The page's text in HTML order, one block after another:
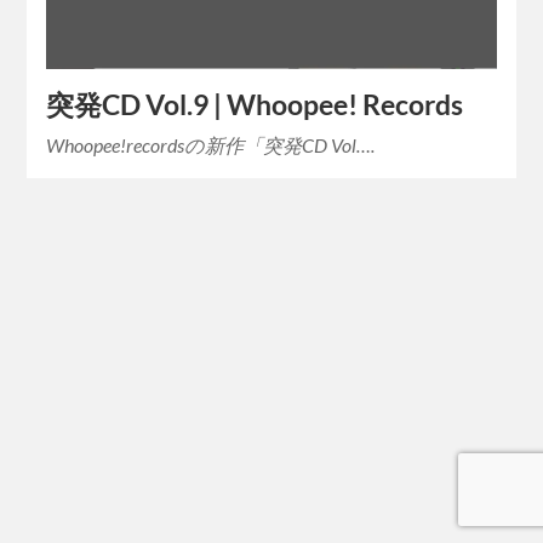
突発CD Vol.9 | Whoopee! Records
Whoopee!recordsの新作「突発CD Vol….